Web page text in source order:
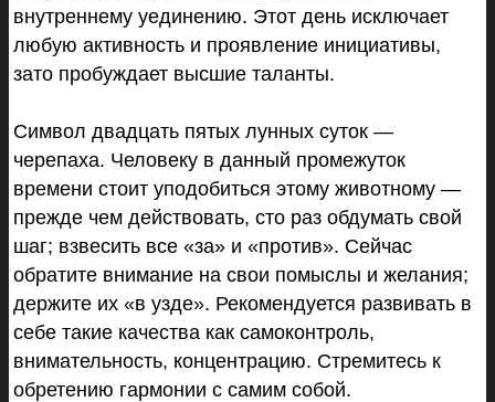
внутреннему уединению. Этот день исключает
любую активность и проявление инициативы,
зато пробуждает высшие таланты.
Символ двадцать пятых лунных суток —
черепаха. Человеку в данный промежуток
времени стоит уподобиться этому животному —
прежде чем действовать, сто раз обдумать свой
шаг; взвесить все «за» и «против». Сейчас
обратите внимание на свои помыслы и желания;
держите их «в узде». Рекомендуется развивать в
себе такие качества как самоконтроль,
внимательность, концентрацию. Стремитесь к
обретению гармонии с самим собой.